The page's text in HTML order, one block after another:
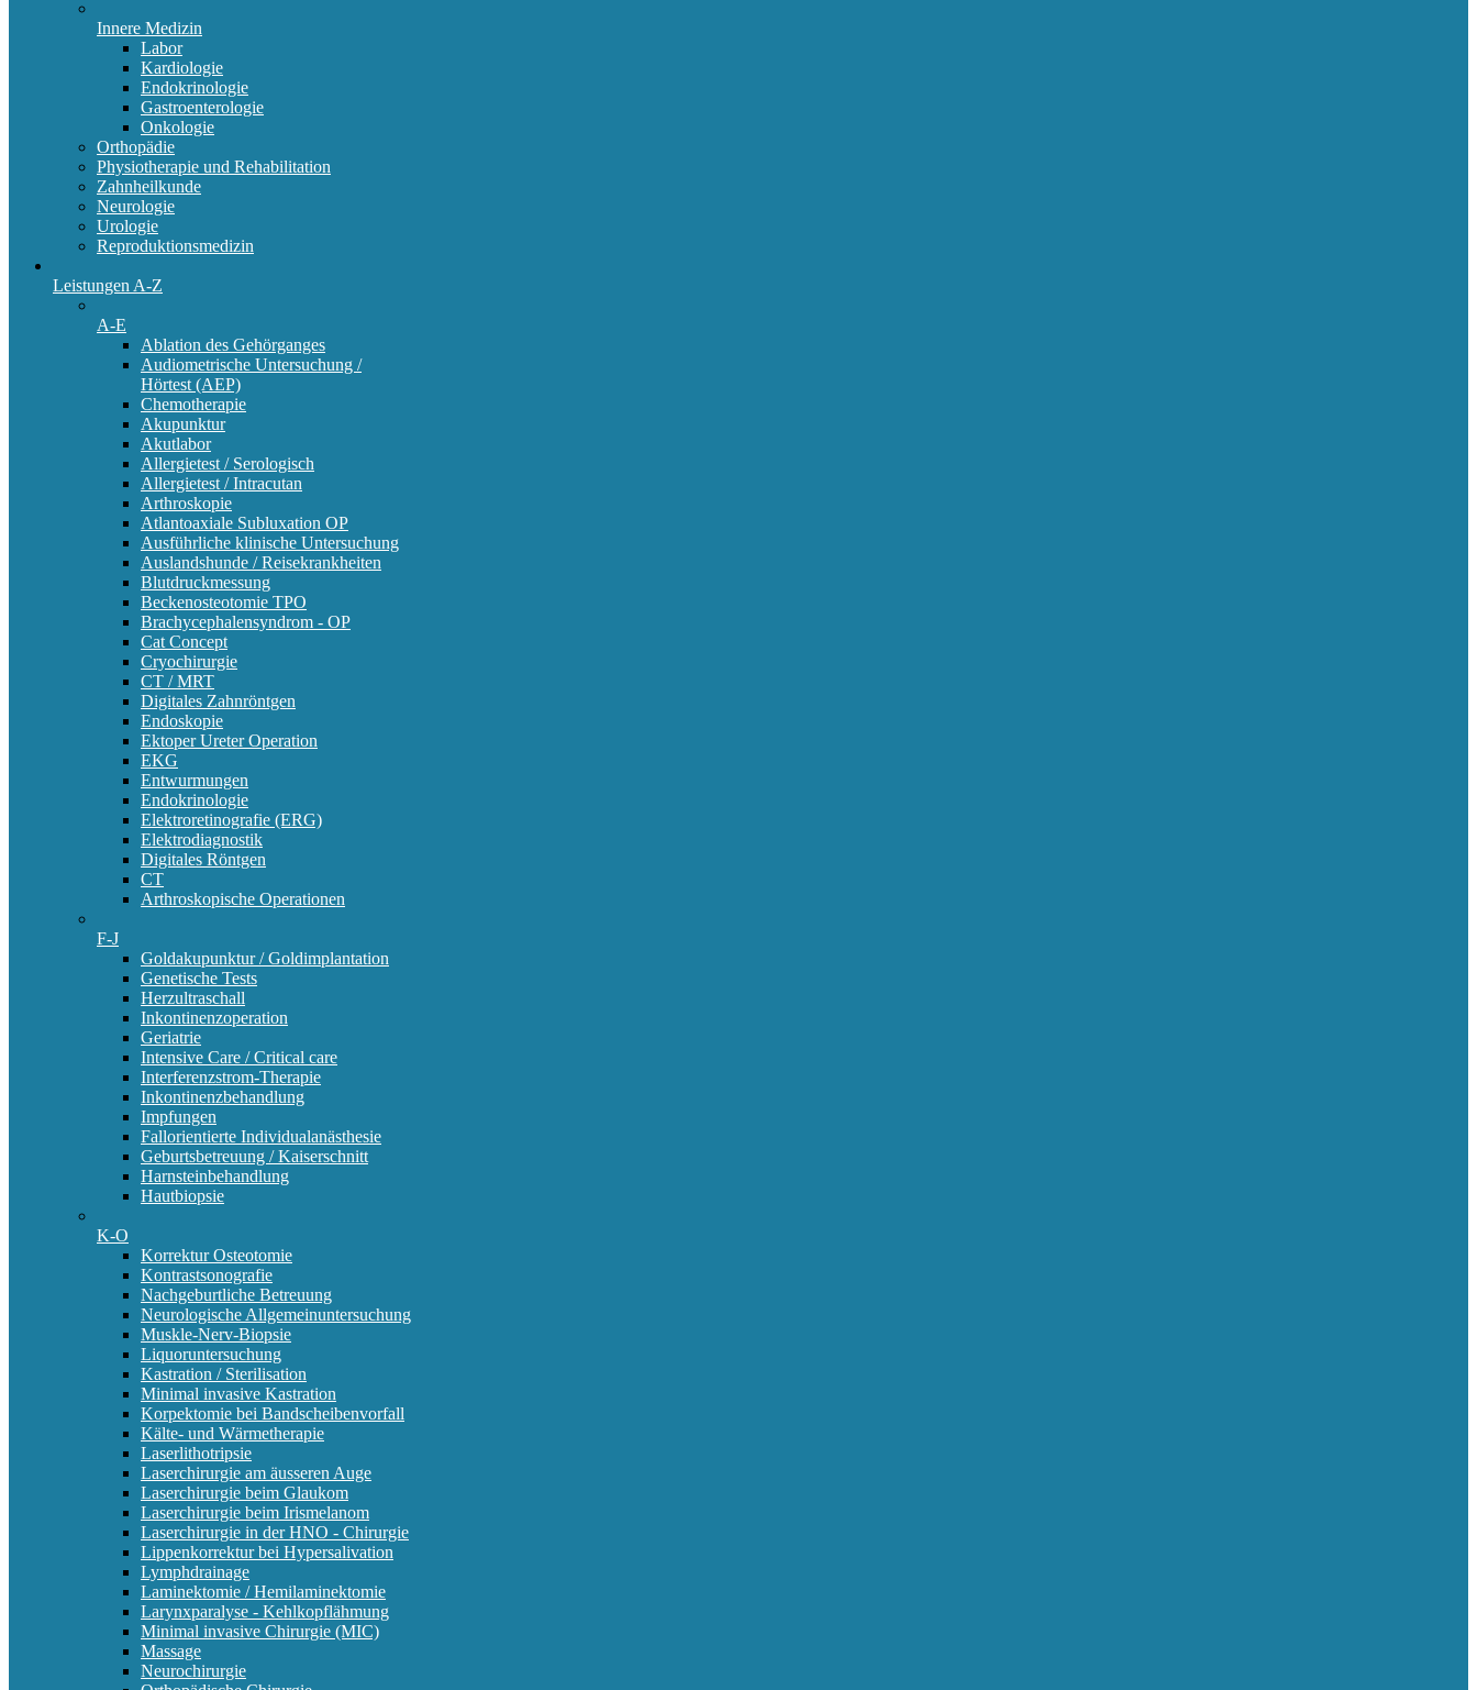
Innere Medizin
Labor
Kardiologie
Endokrinologie
Gastroenterologie
Onkologie
Orthopädie
Physiotherapie und Rehabilitation
Zahnheilkunde
Neurologie
Urologie
Reproduktionsmedizin
Leistungen A-Z
A-E
Ablation des Gehörganges
Audiometrische Untersuchung /
Hörtest (AEP)
Chemotherapie
Akupunktur
Akutlabor
Allergietest / Serologisch
Allergietest / Intracutan
Arthroskopie
Atlantoaxiale Subluxation OP
Ausführliche klinische Untersuchung
Auslandshunde / Reisekrankheiten
Blutdruckmessung
Beckenosteotomie TPO
Brachycephalensyndrom - OP
Cat Concept
Cryochirurgie
CT / MRT
Digitales Zahnröntgen
Endoskopie
Ektoper Ureter Operation
EKG
Entwurmungen
Endokrinologie
Elektroretinografie (ERG)
Elektrodiagnostik
Digitales Röntgen
CT
Arthroskopische Operationen
F-J
Goldakupunktur / Goldimplantation
Genetische Tests
Herzultraschall
Inkontinenzoperation
Geriatrie
Intensive Care / Critical care
Interferenzstrom-Therapie
Inkontinenzbehandlung
Impfungen
Fallorientierte Individualanästhesie
Geburtsbetreuung / Kaiserschnitt
Harnsteinbehandlung
Hautbiopsie
K-O
Korrektur Osteotomie
Kontrastsonografie
Nachgeburtliche Betreuung
Neurologische Allgemeinuntersuchung
Muskle-Nerv-Biopsie
Liquoruntersuchung
Kastration / Sterilisation
Minimal invasive Kastration
Korpektomie bei Bandscheibenvorfall
Kälte- und Wärmetherapie
Laserlithotripsie
Laserchirurgie am äusseren Auge
Laserchirurgie beim Glaukom
Laserchirurgie beim Irismelanom
Laserchirurgie in der HNO - Chirurgie
Lippenkorrektur bei Hypersalivation
Lymphdrainage
Laminektomie / Hemilaminektomie
Larynxparalyse - Kehlkopflähmung
Minimal invasive Chirurgie (MIC)
Massage
Neurochirurgie